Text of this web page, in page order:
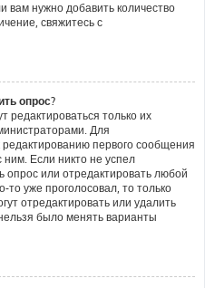
нужно добавить количество
свяжитесь с
опрос?
редактироваться только их
Для
первого сообщения
ним. Если никто не успел
опрос или отредактировать любой
то уже проголосовал, то только
отредактировать или удалить
было менять варианты